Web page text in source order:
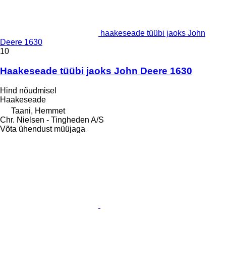
haakeseade tüübi jaoks John
Deere 1630
10
Haakeseade tüübi jaoks John Deere 1630
Hind nõudmisel
Haakeseade
Taani, Hemmet
Chr. Nielsen - Tingheden A/S
Võta ühendust müüjaga